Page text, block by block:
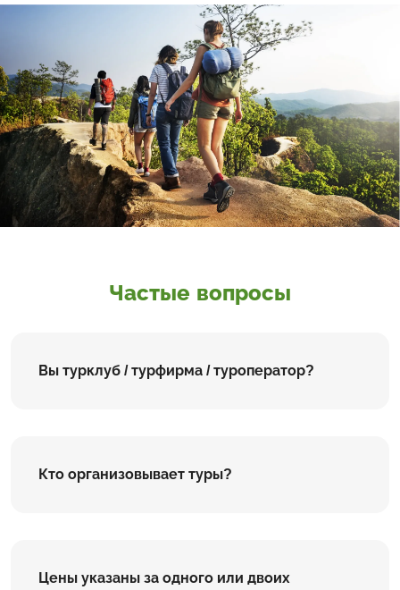
Частые вопросы
Вы турклуб / турфирма / туроператор?
Кто организовывает туры?
Цены указаны за одного или двоих